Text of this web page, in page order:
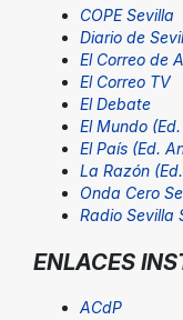
COPE Sevilla
Diario de
El Correo de
El Correo TV
El Debate
El Mundo
El País (Ed.
La Razón
Onda Cero
Radio Sevilla
ENLACES
ACdP